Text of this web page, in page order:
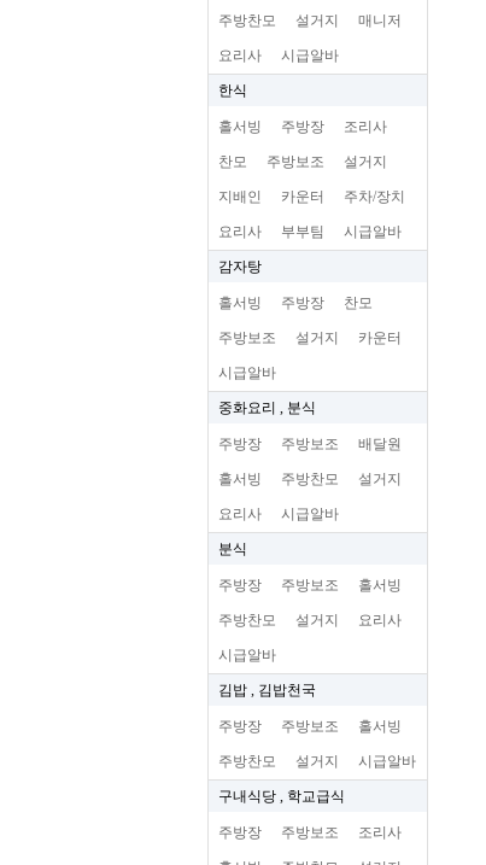
주방찬모 설거지 매니저
요리사 시급알바
한식
홀서빙 주방장 조리사
찬모 주방보조 설거지
지배인 카운터 주차/장치
요리사 부부팀 시급알바
감자탕
홀서빙 주방장 찬모
주방보조 설거지 카운터
시급알바
중화요리 , 분식
주방장 주방보조 배달원
홀서빙 주방찬모 설거지
요리사 시급알바
분식
주방장 주방보조 홀서빙
주방찬모 설거지 요리사
시급알바
김밥 , 김밥천국
주방장 주방보조 홀서빙
주방찬모 설거지 시급알바
구내식당 , 학교급식
주방장 주방보조 조리사